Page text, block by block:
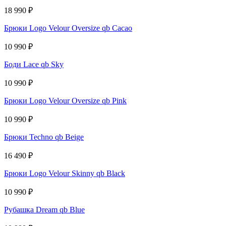
18 990 ₽
Брюки Logo Velour Oversize qb Cacao
10 990 ₽
Боди Lace qb Sky
10 990 ₽
Брюки Logo Velour Oversize qb Pink
10 990 ₽
Брюки Techno qb Beige
16 490 ₽
Брюки Logo Velour Skinny qb Black
10 990 ₽
Рубашка Dream qb Blue